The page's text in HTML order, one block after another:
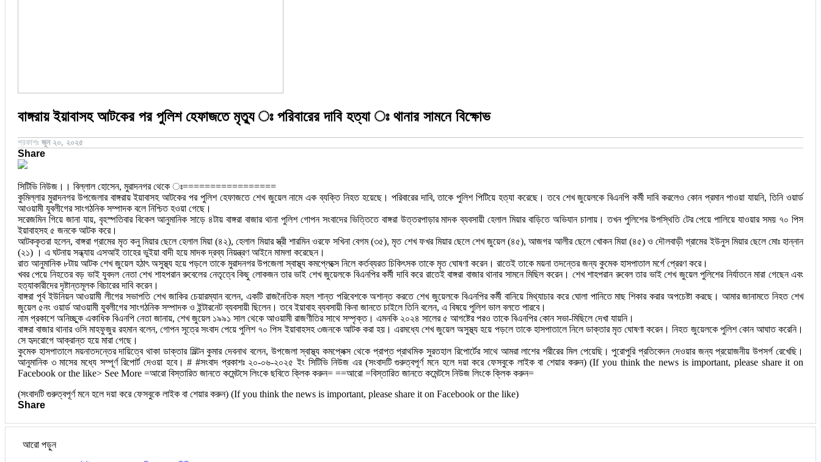
বাঙ্গরায় ইয়াবাসহ আটকের পর পুলিশ হেফাজতে মৃত্যু ঃ পরিবারের দাবি হত্যা ঃ থানার সামনে বিক্ষোভ
প্রকাশঃ জুন ২০, ২০২৫
Share
সিটিভি নিউজ।। বিল্লাল হোসেন, মুরাদনগর থেকে ঃ=================
কুমিল্লার মুরাদনগর উপজেলার বাঙ্গরায় ইয়াবাসহ আটকের পর পুলিশ হেফাজতে শেখ জুয়েল নামে এক ব্যক্তি নিহত হয়েছে। পরিবারের দাবি, তাকে পুলিশ পিটিয়ে হত্যা করেছে। তবে শেখ জুয়েলকে বিএনপি কর্মী দাবি করলেও কোন প্রমান পাওয়া যায়নি, তিনি ওয়ার্ড
আওয়ামী যুবলীগের সাংগঠনিক সম্পাদক বলে নিশ্চিত হওয়া গেছে।
সরেজমিন গিয়ে জানা যায়, বৃহস্পতিবার বিকেল আনুমানিক সাড়ে ৪টায় বাঙ্গরা বাজার থানা পুলিশ গোপন সংবাদের ভিত্তিতে বাঙ্গরা উত্তরপাড়ার মাদক ব্যবসায়ী হেলাল মিয়ার বাড়িতে অভিযান চালায়। তখন পুলিশের উপস্থিতি টের পেয়ে পালিয়ে যাওয়ার সময় ৭০ পিস
ইয়াবাহসহ ৫ জনকে আটক করে।
আটককৃতরা হলেন, বাঙ্গরা গ্রামের মৃত কনু মিয়ার ছেলে হেলাল মিয়া (৪২), হেলাল মিয়ার স্ত্রী শারমিন ওরফে সখিনা বেগম (৩৫), মৃত শেখ ফখর মিয়ার ছেলে শেখ জুয়েল (৪৫), আজগর আলীর ছেলে খোকন মিয়া (৪৫) ও দৌলবাড়ী গ্রামের ইউনুস মিয়ার ছেলে মোঃ হান্নান
(২১) । এ ঘটনায় সন্ধ্যায় এসআই তাহের ভুইয়া বাদী হয়ে মাদক দ্রব্য নিয়ন্ত্রণ আইনে মামলা করেছেন।
রাত আনুমানিক ৮টায় আটক শেখ জুয়েল হঠাৎ অসুস্থ্য হয়ে পড়লে তাকে মুরাদনগর উপজেলা স্বাস্থ্য কমপ্লেক্সে নিলে কর্তব্যরত চিকিৎসক তাকে মৃত ঘোষণা করেন। রাতেই তাকে ময়না তদন্তের জন্য কুমেক হাসপাতাল মর্গে প্রেরণ করে।
খবর পেয়ে নিহতের বড় ভাই যুবদল নেতা শেখ শাহপরান রুবেলের নেতৃত্বে কিছু লোকজন তার ভাই শেখ জুয়েলকে বিএনপির কর্মী দাবি করে রাতেই বাঙ্গরা বাজার থানার সামনে মিছিল করেন। শেখ শাহপরান রুবেল তার ভাই শেখ জুয়েল পুলিশের নির্যাতনে মারা গেছেন এবং
হত্যাকারীদের দৃষ্টান্তমূলক বিচারের দাবি করেন।
বাঙ্গরা পূর্ব ইউনিয়ন আওয়ামী লীগের সভাপতি শেখ জাকির চেয়ারম্যান বলেন, একটি রাজনৈতিক মহল শান্ত পরিবেশকে অশান্ত করতে শেখ জুয়েলকে বিএনপির কর্মী বানিয়ে মিথ্যাচার করে ঘোলা পানিতে মাছ শিকার করার অপচেষ্টা করছে। আমার জানামতে নিহত শেখ
জুয়েল ৫নং ওয়ার্ড আওয়ামী যুবলীগের সাংগঠনিক সম্পাদক ও ইন্টারনেট ব্যবসায়ী ছিলেন। তবে ইয়াবাহ ব্যবসায়ী কিনা জানতে চাইলে তিনি বলেন, এ বিষয়ে পুলিশ ভাল বলতে পারবে।
নাম প্রকাশে অনিচ্ছুক একাধিক বিএনপি নেতা জানায়, শেখ জুয়েল ১৯৯১ সাল থেকে আওয়ামী রাজণীতির সাথে সম্পৃক্ত। এমনকি ২০২৪ সালের ৫ আগষ্টের পরও তাকে বিএনপির কোন সভা-মিছিলে দেখা যায়নি।
বাঙ্গরা বাজার থানার ওসি মাহফুজুর রহমান বলেন, গোপন সূত্রে সংবাদ পেয়ে পুলিশ ৭০ পিস ইয়াবাহসহ ৩জনকে আটক করা হয়। এরমধ্যে শেখ জুয়েল অসুস্থ্য হয়ে পড়লে তাকে হাসপাতালে নিলে ডাক্তার মৃত ঘোষণা করেন। নিহত জুয়েলকে পুলিশ কোন আঘাত করেনি।
সে হৃদরোগে আক্রান্ত হয়ে মারা গেছে।
কুমেক হাসপাতালে ময়নাতদন্তের দায়িত্বে থাকা ডাক্তার মিল্টন কুমার দেবনাথ বলেন, উপজেলা স্বাস্থ্য কমপ্লেক্স থেকে প্রাপ্ত প্রাথমিক সুরতহাল রিপোর্টের সাথে আমরা লাশের শরীরের মিল পেয়েছি। পুরোপুরি প্রতিবেদন দেওয়ার জন্য প্রয়োজনীয় উপসর্গ রেখেছি।
আনুমানিক ৩ মাসের মধ্যে সম্পূর্ণ রিপোর্ট দেওয়া হবে। # #সংবাদ প্রকাশঃ ২০-০৬-২০২৫ ইং সিটিভি নিউজ এর (সংবাদটি গুরুত্বপূর্ণ মনে হলে দয়া করে ফেসবুকে লাইক বা শেয়ার করুন) (If you think the news is important, please share it on
Facebook or the like> See More =আরো বিস্তারিত জানতে কমেন্টসে লিংকে ছবিতে ক্লিক করুন= ==আরো =বিস্তারিত জানতে কমেন্টসে নিউজ লিংকে ক্লিক করুন=
(সংবাদটি গুরুত্বপূর্ণ মনে হলে দয়া করে ফেসবুকে লাইক বা শেয়ার করুন) (If you think the news is important, please share it on Facebook or the like)
Share
আরো পড়ুন